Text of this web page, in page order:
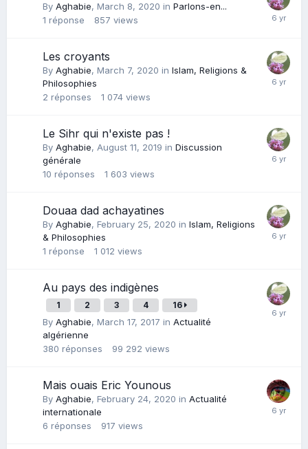
By Aghabie, March 8, 2020 in Parlons-en...
1 réponse 857 views
Les croyants
By Aghabie, March 7, 2020 in Islam, Religions &
Philosophies
2 réponses 1 074 views
Le Sihr qui n'existe pas !
By Aghabie, August 11, 2019 in Discussion
générale
10 réponses 1 603 views
Douaa dad achayatines
By Aghabie, February 25, 2020 in Islam, Religions
& Philosophies
1 réponse 1 012 views
Au pays des indigènes
1 2 3 4 16
By Aghabie, March 17, 2017 in Actualité
algérienne
380 réponses 99 292 views
Mais ouais Eric Younous
By Aghabie, February 24, 2020 in Actualité
internationale
6 réponses 917 views